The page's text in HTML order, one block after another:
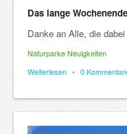
Das lange
Danke an Alle, die
Naturparke Neuigkeiten
Weiterlesen • 0